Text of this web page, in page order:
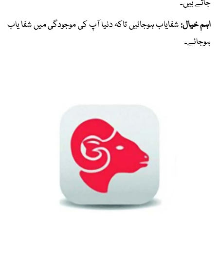
جاتے ہیں۔
اہم خیال:شفایاب ہوجائیں تاکہ دنیا آپ کی موجودگی میں شفا یاب
ہوجائے۔